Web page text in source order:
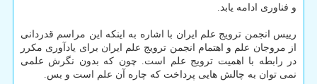
و فناوری ادامه یابد.
رییس انجمن ترویج علم ایران با اشاره به اینکه این مراسم قدردانی
از مروجان علم و اهتمام انجمن ترویج علم ایران برای یادآوری مکرر
در رابطه با اهمیت ترویج علم است. چون که بدون نگرش علمی
نمی توان به چالش هایی پرداخت که چاره آن علم است و بس.